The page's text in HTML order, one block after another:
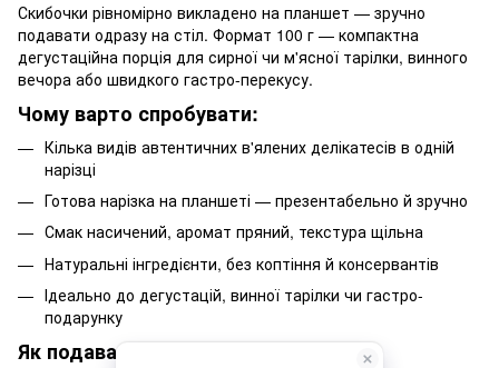
Скибочки рівномірно викладено на планшет — зручно
подавати одразу на стіл. Формат 100 г — компактна
дегустаційна порція для сирної чи м'ясної тарілки, винного
вечора або швидкого гастро-перекусу.
Чому варто спробувати:
Кілька видів автентичних в'ялених делікатесів в одній
нарізці
Готова нарізка на планшеті — презентабельно й зручно
Смак насичений, аромат пряний, текстура щільна
Натуральні інгредієнти, без коптіння й консервантів
Ідеально до дегустацій, винної тарілки чи гастро-
подарунку
Як подавати: